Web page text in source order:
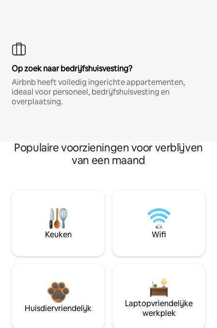
Op zoek naar bedrijfshuisvesting?
Airbnb heeft volledig ingerichte appartementen,
ideaal voor personeel, bedrijfshuisvesting en
overplaatsing.
Populaire voorzieningen voor verblijven
van een maand
Keuken Wifi
Huisdiervriendelijk
Laptopvriendelijke
werkplek